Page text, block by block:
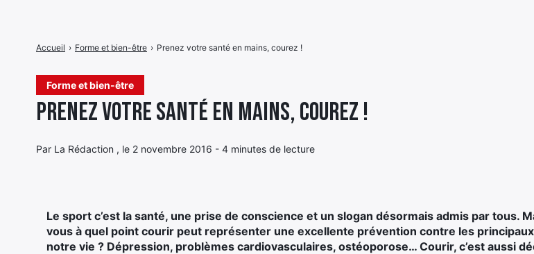
Forme et bien-être
Prenez votre santé en mains, courez !
Par La Rédaction , le 2 novembre 2016 - 4 minutes de lecture
Accueil › Forme et bien-être › Prenez votre santé en mains, courez !
Le sport c’est la santé, une prise de conscience et un slogan désormais admis par tous.
vous à quel point courir peut représenter une excellente prévention contre les
notre vie ? Dépression, problèmes cardiovasculaires, ostéoporose… Courir, c’est aussi